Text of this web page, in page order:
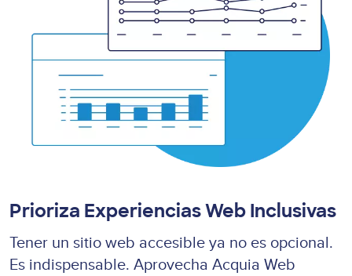
Prioriza Experiencias Web Inclusivas
Tener un sitio web accesible ya no es opcional.
Es indispensable. Aprovecha Acquia Web